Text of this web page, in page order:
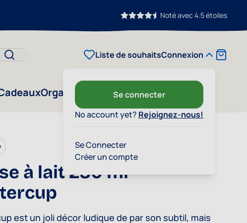
Noté avec 4.5 étoiles
Liste de souhaitsConnexion
Se connecter
No account yet? Rejoignez-nous!
Se Connecter
Créer un compte
Cart
Organic Home À propos
à lait 230 ml -
est un joli décor ludique de par son subtil, mais